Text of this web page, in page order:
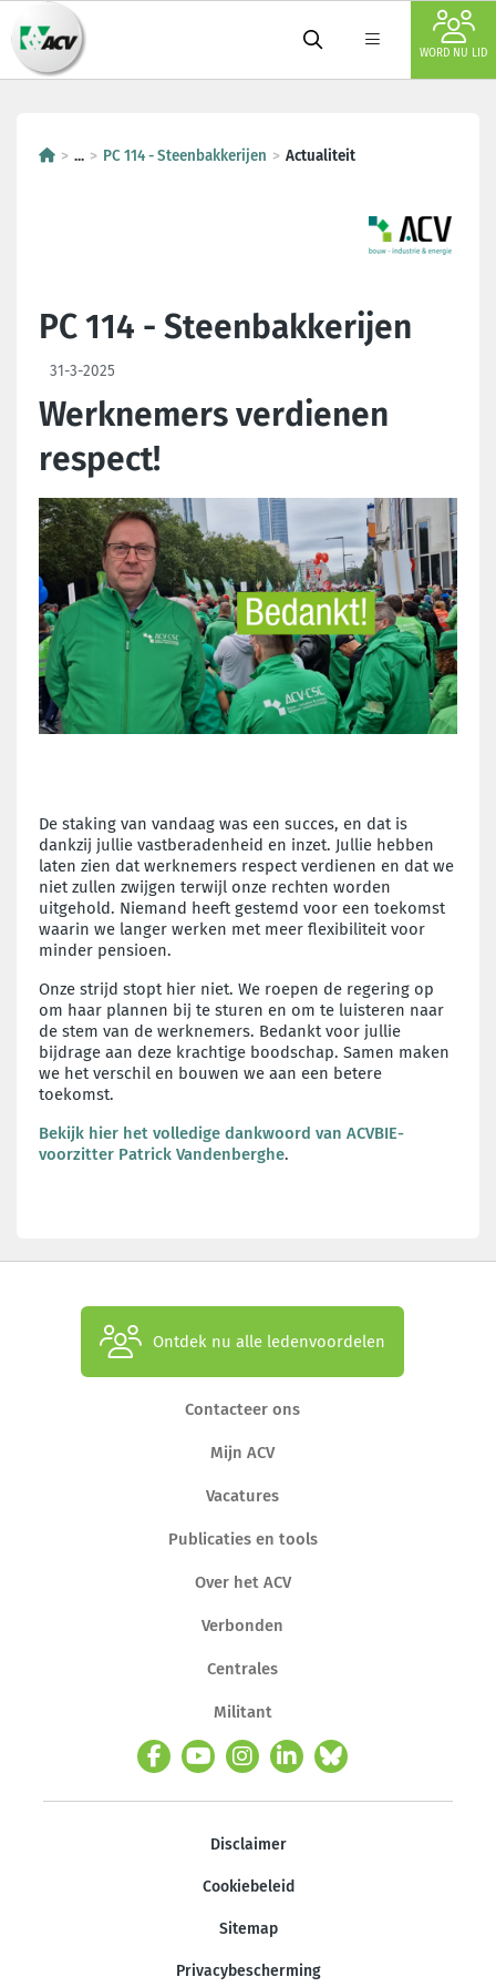
WORD NU LID
... PC 114 - Steenbakkerijen Actualiteit
PC 114 - Steenbakkerijen
31-3-2025
Werknemers verdienen
respect!
De staking van vandaag was een succes, en dat is
dankzij jullie vastberadenheid en inzet. Jullie hebben
laten zien dat werknemers respect verdienen en dat we
niet zullen zwijgen terwijl onze rechten worden
uitgehold. Niemand heeft gestemd voor een toekomst
waarin we langer werken met meer flexibiliteit voor
minder pensioen.
Onze strijd stopt hier niet. We roepen de regering op
om haar plannen bij te sturen en om te luisteren naar
de stem van de werknemers. Bedankt voor jullie
bijdrage aan deze krachtige boodschap. Samen maken
we het verschil en bouwen we aan een betere
toekomst.
Bekijk hier het volledige dankwoord van ACVBIE-
voorzitter Patrick Vandenberghe.
Ontdek nu alle ledenvoordelen
Contacteer ons
Mijn ACV
Vacatures
Publicaties en tools
Over het ACV
Verbonden
Centrales
Militant
Disclaimer
Cookiebeleid
Sitemap
Privacybescherming